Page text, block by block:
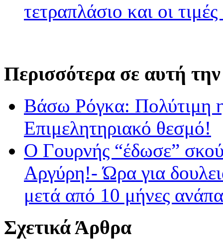
τετραπλάσιο και οι
Περισσότερα σε αυτή
Βάσω Ρόγκα: Πολύτιμη
Επιμελητηριακό θεσμό!
Ο Γουρνής “έδωσε”
Αργύρη!- Ώρα για
μετά από 10 μήνες
Σχετικά Άρθρα